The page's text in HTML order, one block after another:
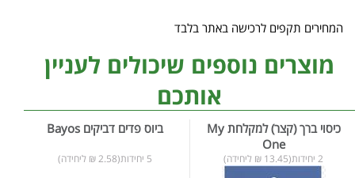
המחירים תקפים לרכישה באתר בלבד
מוצרים נוספים שיכולים לעניין
אותכם
כיסוי ברך (קצר) למקלחת My
One
2 יחידות(13.45 ₪ ליחידה)
ביוס פדים דביקים Bayos
5 יחידות(2.58 ₪ ליחידה)